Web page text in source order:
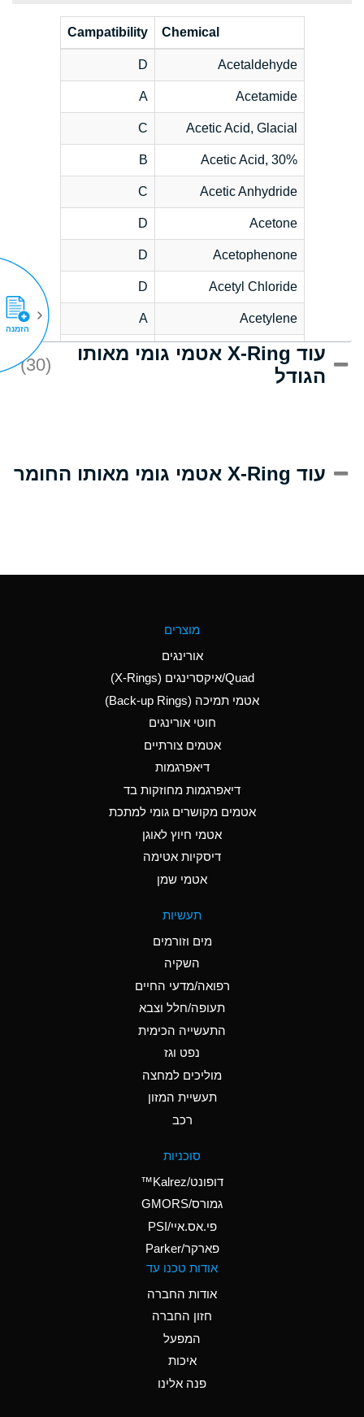
Chemical
Campatibility
Acetaldehyde
D
Acetamide
A
Acetic Acid, Glacial
C
Acetic Acid, 30%
B
Acetic Anhydride
C
Acetone
D
Acetophenone
D
Acetyl Chloride
D
Acetylene
A
Acrlylonitrile
D
Adipic Acid
(Aqueous)
Aluminum Nitrate
(Aqueous)
Aluminum Phosphate
Ammonia Anhydrous
B
Ammonia Gas (cold)
A
Ammonia Gas (hot)
Ammonium Hydroxide
D
Ammonium Nitrate
Ammonium Nitrite
Ammonium Persulfate
Ammonium Phosphate
A
Ammonium Sulfate
A
Amyl Acetate (Banana
עוד X-Ring אטמי גומי מאותו
הגודל
(30)
עוד X-Ring אטמי גומי מאותו החומר
מוצרים
אורינגים
Quad/איקסרינגים (X-Rings)
אטמי תמיכה (Back-up Rings)
חוטי אורינגים
אטמים צורתיים
דיאפרגמות
דיאפרגמות מחוזקות בד
אטמים מקושרים גומי למתכת
אטמי חיוץ לאוגן
דיסקיות אטימה
אטמי שמן
תעשיות
מים וזורמים
השקיה
רפואה/מדעי החיים
תעופה/חלל וצבא
התעשייה הכימית
נפט וגז
מוליכים למחצה
תעשיית המזון
רכב
סוכניות
דופונט/Kalrez™
גמורס/GMORS
פי.אס.איי/PSI
פארקר/Parker
אודות טכנו עד
אודות החברה
חזון החברה
המפעל
איכות
פנה אלינו
הזמנה